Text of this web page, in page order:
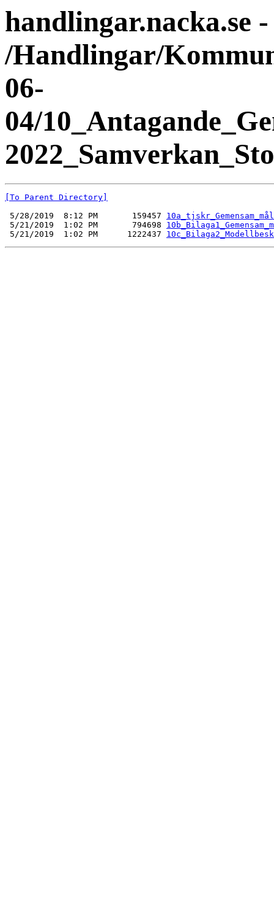
handlingar.nacka.se -
/Handlingar/
06-
04/
[To Parent Directory]
5/28/2019  8:12 PM       159457
5/21/2019  1:02 PM       794698
5/21/2019  1:02 PM      1222437